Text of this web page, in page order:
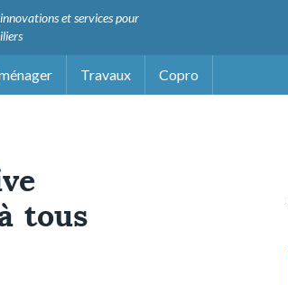
et services pour
Travaux Copro
tous